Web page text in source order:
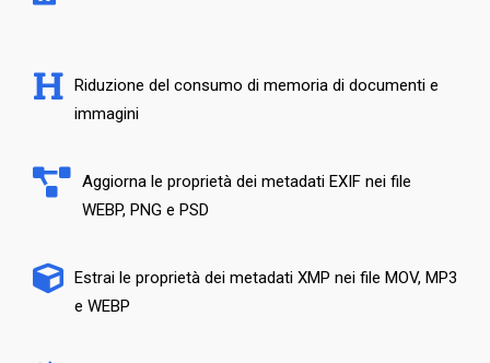
Riduzione del consumo di memoria di documenti e
immagini
Aggiorna le proprietà dei metadati EXIF ​​nei file
WEBP, PNG e PSD
Estrai le proprietà dei metadati XMP nei file MOV, MP3
e WEBP